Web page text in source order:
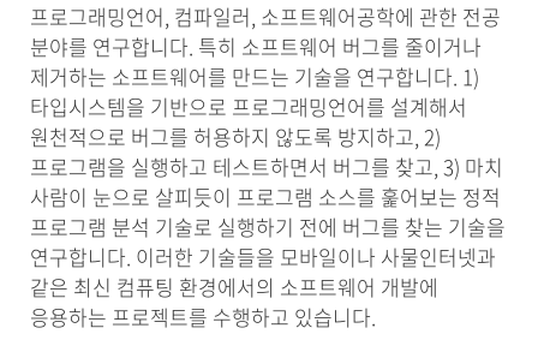
프로그래밍언어, 컴파일러, 소프트웨어공학에 관한 전공
분야를 연구합니다. 특히 소프트웨어 버그를 줄이거나
제거하는 소프트웨어를 만드는 기술을 연구합니다. 1)
타입시스템을 기반으로 프로그래밍언어를 설계해서
원천적으로 버그를 허용하지 않도록 방지하고, 2)
프로그램을 실행하고 테스트하면서 버그를 찾고, 3) 마치
사람이 눈으로 살피듯이 프로그램 소스를 훑어보는 정적
프로그램 분석 기술로 실행하기 전에 버그를 찾는 기술을
연구합니다. 이러한 기술들을 모바일이나 사물인터넷과
같은 최신 컴퓨팅 환경에서의 소프트웨어 개발에
응용하는 프로젝트를 수행하고 있습니다.